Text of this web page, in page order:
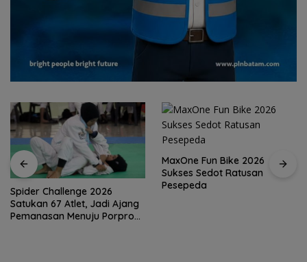
Spider Challenge 2026
Satukan 67 Atlet, Jadi Ajang
Pemanasan Menuju Porprov
MaxOne Fun Bike 2026
Sukses Sedot Ratusan
Pesepeda